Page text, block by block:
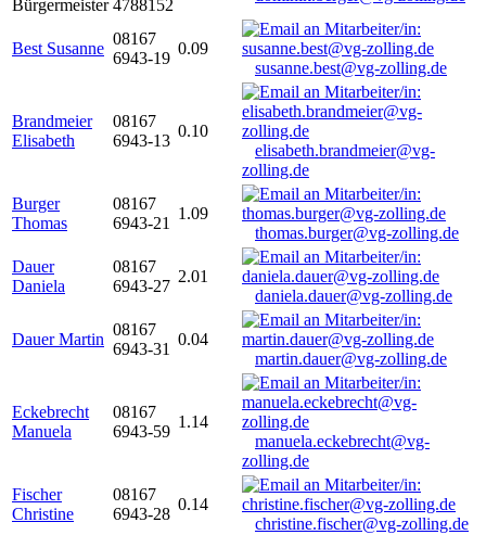
Bürgermeister 4788152
Best Susanne
08167
6943-19
0.09
susanne.best@vg-zolling.de
Brandmeier
Elisabeth
08167
6943-13
0.10
elisabeth.brandmeier@vg-
zolling.de
Burger
Thomas
08167
6943-21
1.09
thomas.burger@vg-zolling.de
Dauer
Daniela
08167
6943-27
2.01
daniela.dauer@vg-zolling.de
Dauer Martin
08167
6943-31
0.04
martin.dauer@vg-zolling.de
Eckebrecht
Manuela
08167
6943-59
1.14
manuela.eckebrecht@vg-
zolling.de
Fischer
Christine
08167
6943-28
0.14
christine.fischer@vg-zolling.de